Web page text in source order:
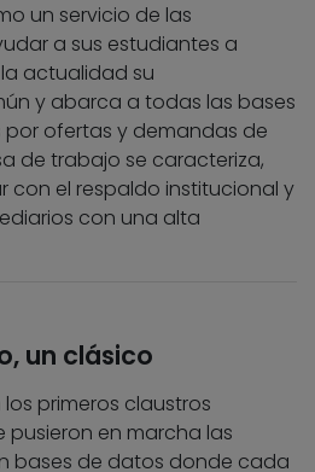
un servicio de las
a sus estudiantes a
actualidad su
y abarca a todas las bases
ofertas y demandas de
de trabajo se caracteriza,
con el respaldo institucional y
con una alta
un clásico
primeros claustros
pusieron en marcha las
bases de datos donde cada